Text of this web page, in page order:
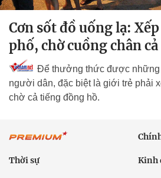
Cơn sốt đồ uống lạ:
phố, chờ cuồng chân
Để thưởng thức được những
người dân, đặc biệt là giới trẻ phải
chờ cả tiếng đồng hồ.
Thời sự Kinh